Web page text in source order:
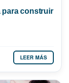
para construir
LEER MÁS